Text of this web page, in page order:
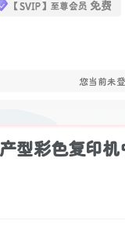
【SVIP】至尊会员 免费
您当前未
彩色复印机